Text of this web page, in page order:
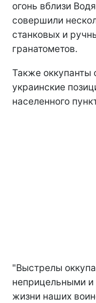
огонь вблизи
совершили
станковых и
гранатометов.
Также оккупанты
украинские
населенного
"Выстрелы
неприцельными и
жизни наших